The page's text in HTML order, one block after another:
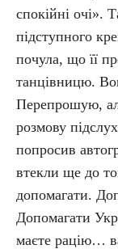
спокійні очі».
підступного
почула, що її
танцівницю.
Перепрошую,
розмову
попросив
втекли ще до
допомагати.
Допомагати
маєте рацію…